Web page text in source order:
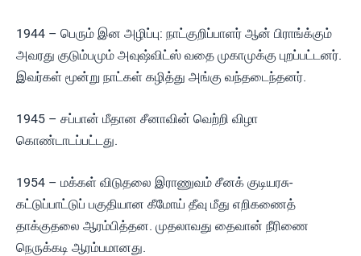
1944 – பெரும் இன அழிப்பு: நாட்குறிப்பாளர் ஆன் பிராங்க்கும்
அவரது குடும்பமும் அவுஷ்விட்ஸ் வதை முகாமுக்கு புறப்பட்டனர்.
இவர்கள் மூன்று நாட்கள் கழித்து அங்கு வந்தடைந்தனர்.
1945 – சப்பான் மீதான சீனாவின் வெற்றி விழா
கொண்டாடப்பட்டது.
1954 – மக்கள் விடுதலை இராணுவம் சீனக் குடியரசு-
கட்டுப்பாட்டுப் பகுதியான கீமோய் தீவு மீது எறிகணைத்
தாக்குதலை ஆரம்பித்தன. முதலாவது தைவான் நீரிணை
நெருக்கடி ஆரம்பமானது.